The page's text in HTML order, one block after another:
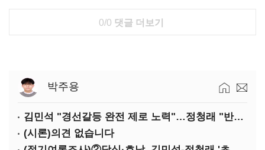
0/0 댓글 더보기
박주용
김민석 "경선갈등 완전 제로 노력"…정청래 "반명 공세 사과부터"
(시론)의견 없습니다